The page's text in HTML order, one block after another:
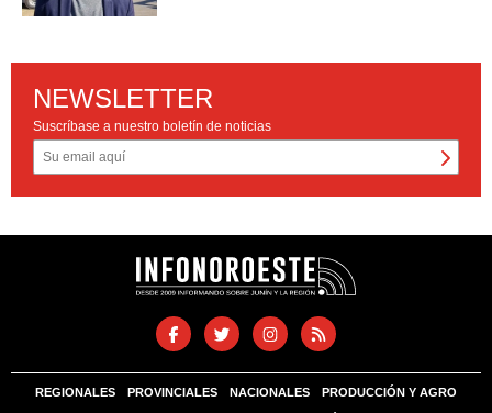
NEWSLETTER
Suscríbase a nuestro boletín de noticias
REGIONALES PROVINCIALES NACIONALES PRODUCCIÓN Y AGRO